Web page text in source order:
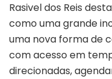
Rasivel dos Reis
como uma grande
uma nova forma de
com acesso em
direcionadas,